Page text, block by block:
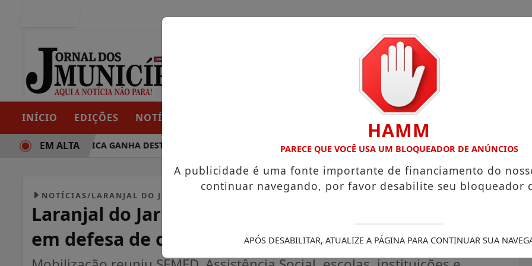
INÍCIO EDIÇÕES NOTÍCIAS
POLÍTICA GANHA DESTAQUE EM PORTO GRANDE COM ATUAÇÃO VOLTADA AO MUNICÍPIO RECEITA FEDERAL
EM ALTA
NOTÍCIAS/LARANJAL DO JARI
Laranjal do Jari encerra Maio Laranja com caminhada
em defesa de crianças e adolescentes
HAMM
PARECE QUE VOCÊ USA UM BLOQUEADOR DE ANÚNCIOS
A publicidade é uma fonte importante de financiamento do
continuar navegando, por favor desabilite seu bloqueador
APÓS DESABILITAR, ATUALIZE A PÁGINA PARA CONTINUAR SUA